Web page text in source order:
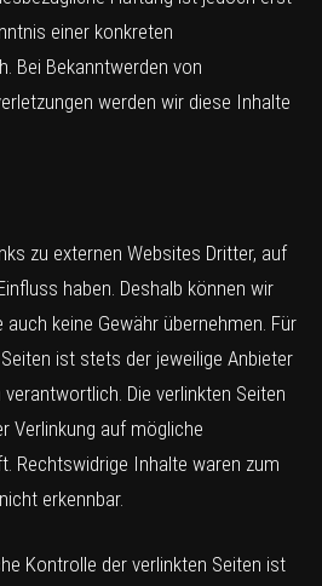
einer konkreten
Bei Bekanntwerden von
werden wir diese Inhalte
zu externen Websites Dritter, auf
haben. Deshalb können wir
keine Gewähr übernehmen. Für
ist stets der jeweilige Anbieter
Die verlinkten Seiten
Verlinkung auf mögliche
Rechtswidrige Inhalte waren zum
erkennbar.
Kontrolle der verlinkten Seiten ist